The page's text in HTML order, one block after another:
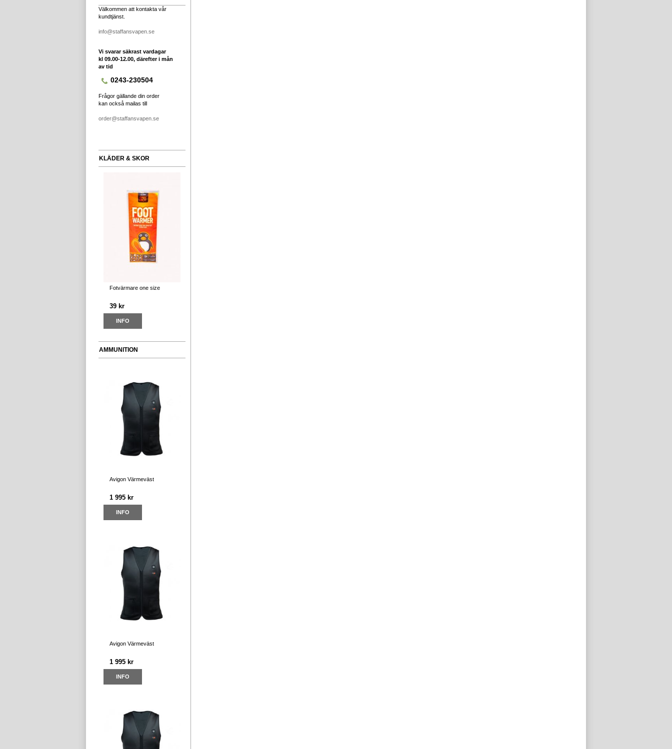
Välkommen att kontakta vår
kundtjänst.
info@staffansvapen.se
Vi svarar säkrast vardagar
kl 09.00-12.00, därefter i mån
av tid
0243-230504
Frågor gällande din order
kan också mailas till
order@staffansvapen.se
KLÄDER & SKOR
Fotvärmare one size
39 kr
INFO
AMMUNITION
Avigon Värmeväst
1 995 kr
INFO
Avigon Värmeväst
1 995 kr
INFO